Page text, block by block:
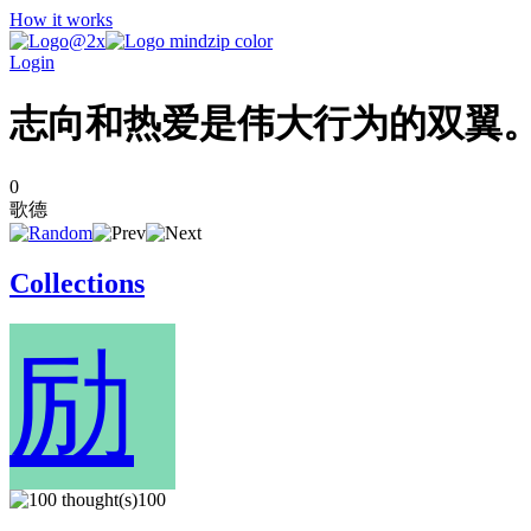
How it works
Login
志向和热爱是伟大行为的双翼
0
歌德
Collections
励
100